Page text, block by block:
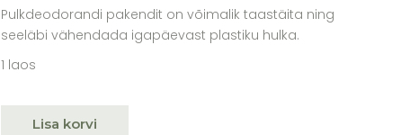
Pulkdeodorandi pakendit on võimalik taastäita ning
seeläbi vähendada igapäevast plastiku hulka.
1 laos
Lisa korvi